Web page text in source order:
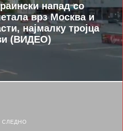
напад со
врз Москва и
најмалку тројца
(ВИДЕО)
СЛЕДНО